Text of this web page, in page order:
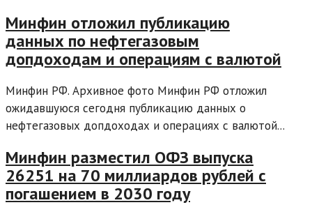
Минфин отложил публикацию
данных по нефтегазовым
допдоходам и операциям с валютой
Минфин РФ. Архивное фото Минфин РФ отложил
ожидавшуюся сегодня публикацию данных о
нефтегазовых допдоходах и операциях с валютой...
Минфин разместил ОФЗ выпуска
26251 на 70 миллиардов рублей с
погашением в 2030 году